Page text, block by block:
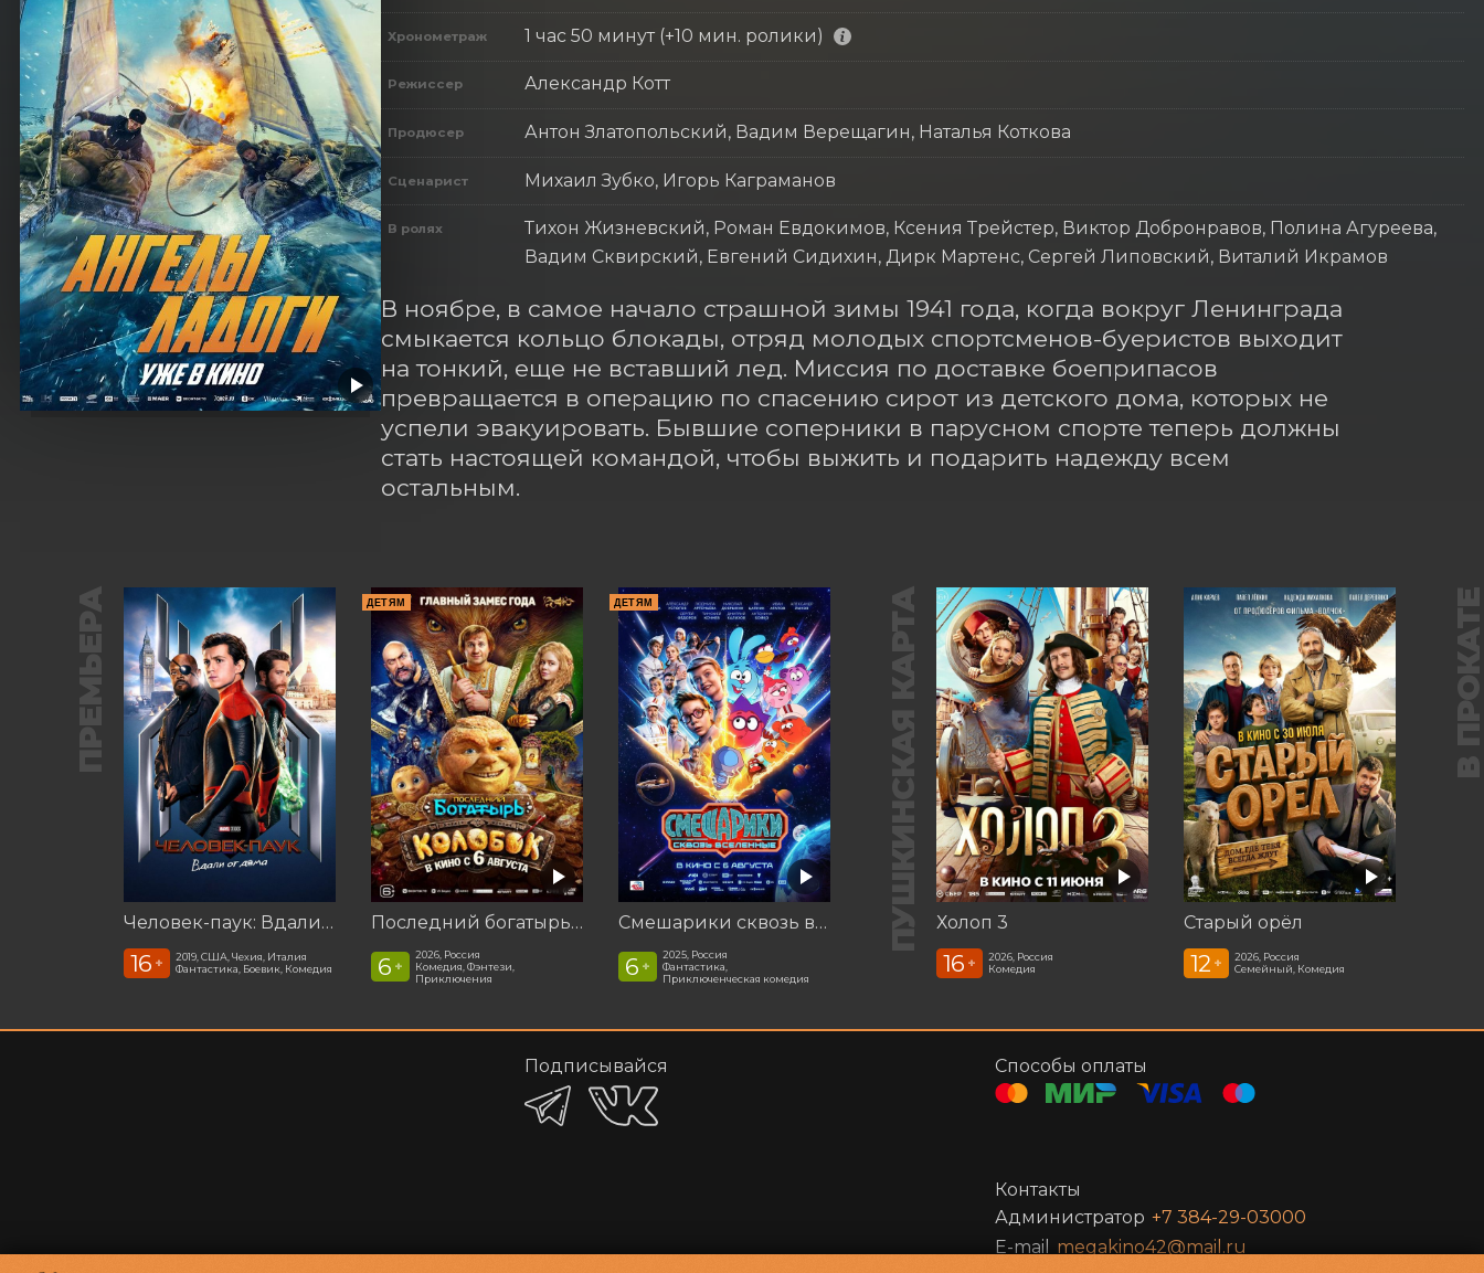
Хронометраж 1 час 50 минут (+10 мин. ролики)
Режиссер Александр Котт
Продюсер Антон Златопольский, Вадим Верещагин, Наталья Коткова
Сценарист Михаил Зубко, Игорь Каграманов
В ролях
Тихон Жизневский, Роман Евдокимов, Ксения Трейстер, Виктор Добронравов, Полина Агуреева,
Вадим Сквирский, Евгений Сидихин, Дирк Мартенс, Сергей Липовский, Виталий Икрамов
В ноябре, в самое начало страшной зимы 1941 года, когда вокруг Ленинграда
смыкается кольцо блокады, отряд молодых спортсменов-буеристов выходит
на тонкий, еще не вставший лед. Миссия по доставке боеприпасов
превращается в операцию по спасению сирот из детского дома, которых не
успели эвакуировать. Бывшие соперники в парусном спорте теперь должны
стать настоящей командой, чтобы выжить и подарить надежду всем
остальным.
ПРЕМЬЕРА
Человек-паук: Вдали от дома (2019)
16 +
2019, США, Чехия, Италия
Фантастика, Боевик, Комедия
ДЕТЯМ
Последний богатырь. Колобок
6 +
2026, Россия
Комедия, Фэнтези,
Приключения
ДЕТЯМ
Смешарики сквозь вселенные
6 +
2025, Россия
Фантастика,
Приключенческая комедия
ПУШКИНСКАЯ КАРТА Холоп 3
16 +
2026, Россия
Комедия
Старый орёл
12 +
2026, Россия
Семейный, Комедия
В
Подписывайся Способы оплаты
Контакты
Администратор +7 384-29-03000
E-mail megakino42@mail.ru